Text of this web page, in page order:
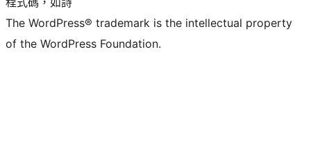
The WordPress® trademark is the intellectual property
of the WordPress Foundation.